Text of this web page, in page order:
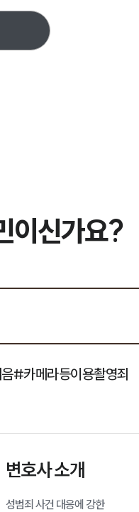
이신가요?
#카메라등이용촬영죄
변호사 소개
성범죄 사건 대응에 강한